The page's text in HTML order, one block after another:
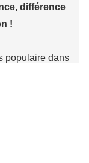
différence
!
populaire dans
construction,